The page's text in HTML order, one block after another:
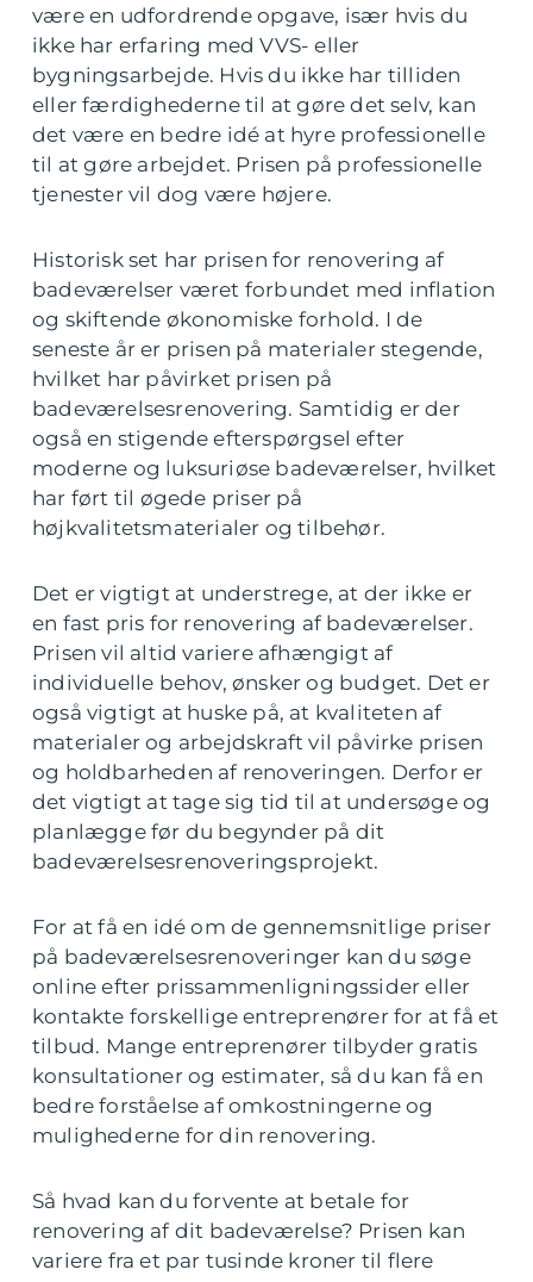
være en udfordrende opgave, især hvis du
ikke har erfaring med VVS- eller
bygningsarbejde. Hvis du ikke har tilliden
eller færdighederne til at gøre det selv, kan
det være en bedre idé at hyre professionelle
til at gøre arbejdet. Prisen på professionelle
tjenester vil dog være højere.
Historisk set har prisen for renovering af
badeværelser været forbundet med inflation
og skiftende økonomiske forhold. I de
seneste år er prisen på materialer stegende,
hvilket har påvirket prisen på
badeværelsesrenovering. Samtidig er der
også en stigende efterspørgsel efter
moderne og luksuriøse badeværelser, hvilket
har ført til øgede priser på
højkvalitetsmaterialer og tilbehør.
Det er vigtigt at understrege, at der ikke er
en fast pris for renovering af badeværelser.
Prisen vil altid variere afhængigt af
individuelle behov, ønsker og budget. Det er
også vigtigt at huske på, at kvaliteten af
materialer og arbejdskraft vil påvirke prisen
og holdbarheden af renoveringen. Derfor er
det vigtigt at tage sig tid til at undersøge og
planlægge før du begynder på dit
badeværelsesrenoveringsprojekt.
For at få en idé om de gennemsnitlige priser
på badeværelsesrenoveringer kan du søge
online efter prissammenligningssider eller
kontakte forskellige entreprenører for at få et
tilbud. Mange entreprenører tilbyder gratis
konsultationer og estimater, så du kan få en
bedre forståelse af omkostningerne og
mulighederne for din renovering.
Så hvad kan du forvente at betale for
renovering af dit badeværelse? Prisen kan
variere fra et par tusinde kroner til flere